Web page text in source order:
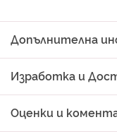
Допълнителна
Изработка и
Оценки и